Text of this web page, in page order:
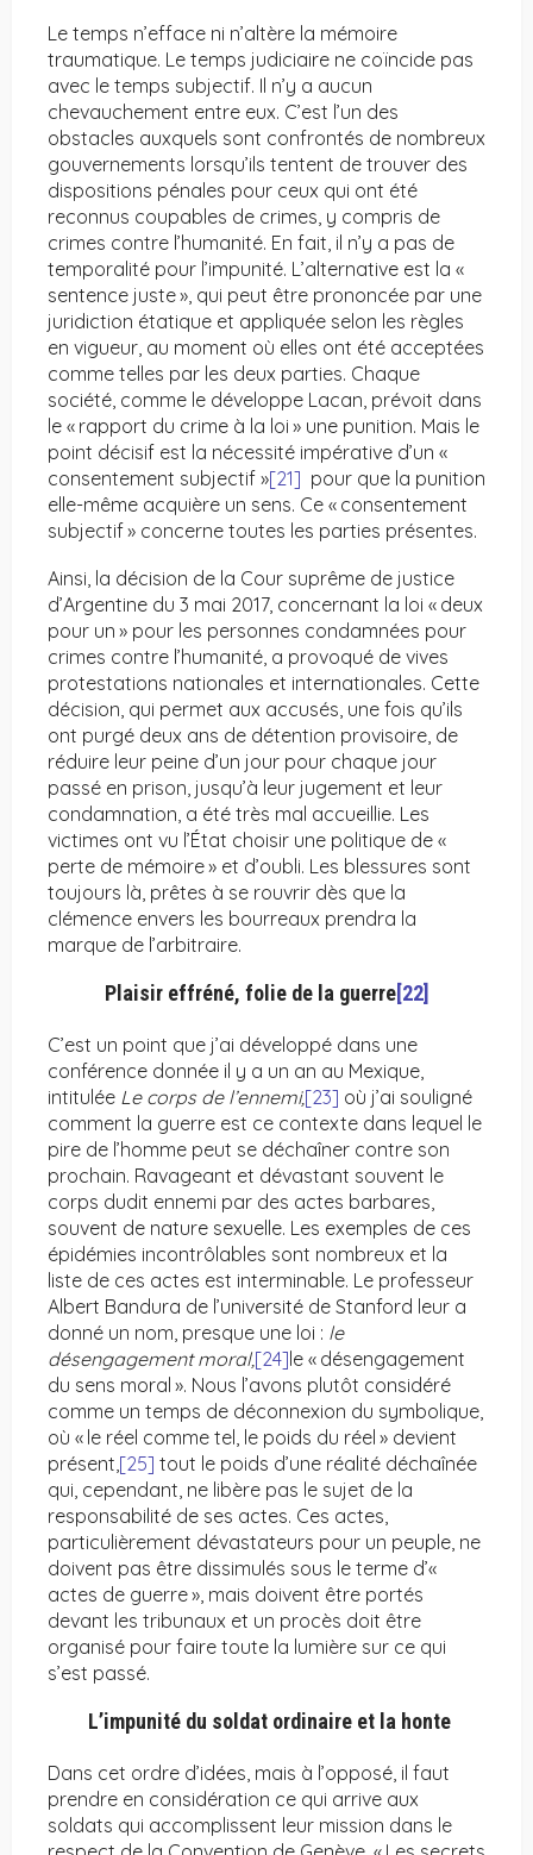
Le temps n’efface ni n’altère la mémoire
traumatique. Le temps judiciaire ne coïncide pas
avec le temps subjectif. Il n’y a aucun
chevauchement entre eux. C’est l’un des
obstacles auxquels sont confrontés de nombreux
gouvernements lorsqu’ils tentent de trouver des
dispositions pénales pour ceux qui ont été
reconnus coupables de crimes, y compris de
crimes contre l’humanité. En fait, il n’y a pas de
temporalité pour l’impunité. L’alternative est la «
sentence juste », qui peut être prononcée par une
juridiction étatique et appliquée selon les règles
en vigueur, au moment où elles ont été acceptées
comme telles par les deux parties. Chaque
société, comme le développe Lacan, prévoit dans
le « rapport du crime à la loi » une punition. Mais le
point décisif est la nécessité impérative d’un «
consentement subjectif »[21] pour que la punition
elle-même acquière un sens. Ce « consentement
subjectif » concerne toutes les parties présentes.
Ainsi, la décision de la Cour suprême de justice
d’Argentine du 3 mai 2017, concernant la loi « deux
pour un » pour les personnes condamnées pour
crimes contre l’humanité, a provoqué de vives
protestations nationales et internationales. Cette
décision, qui permet aux accusés, une fois qu’ils
ont purgé deux ans de détention provisoire, de
réduire leur peine d’un jour pour chaque jour
passé en prison, jusqu’à leur jugement et leur
condamnation, a été très mal accueillie. Les
victimes ont vu l’État choisir une politique de «
perte de mémoire » et d’oubli. Les blessures sont
toujours là, prêtes à se rouvrir dès que la
clémence envers les bourreaux prendra la
marque de l’arbitraire.
Plaisir effréné, folie de la guerre[22]
C’est un point que j’ai développé dans une
conférence donnée il y a un an au Mexique,
intitulée Le corps de l’ennemi,[23] où j’ai souligné
comment la guerre est ce contexte dans lequel le
pire de l’homme peut se déchaîner contre son
prochain. Ravageant et dévastant souvent le
corps dudit ennemi par des actes barbares,
souvent de nature sexuelle. Les exemples de ces
épidémies incontrôlables sont nombreux et la
liste de ces actes est interminable. Le professeur
Albert Bandura de l’université de Stanford leur a
donné un nom, presque une loi : le
désengagement moral,[24]le « désengagement
du sens moral ». Nous l’avons plutôt considéré
comme un temps de déconnexion du symbolique,
où « le réel comme tel, le poids du réel » devient
présent,[25] tout le poids d’une réalité déchaînée
qui, cependant, ne libère pas le sujet de la
responsabilité de ses actes. Ces actes,
particulièrement dévastateurs pour un peuple, ne
doivent pas être dissimulés sous le terme d’«
actes de guerre », mais doivent être portés
devant les tribunaux et un procès doit être
organisé pour faire toute la lumière sur ce qui
s’est passé.
L’impunité du soldat ordinaire et la honte
Dans cet ordre d’idées, mais à l’opposé, il faut
prendre en considération ce qui arrive aux
soldats qui accomplissent leur mission dans le